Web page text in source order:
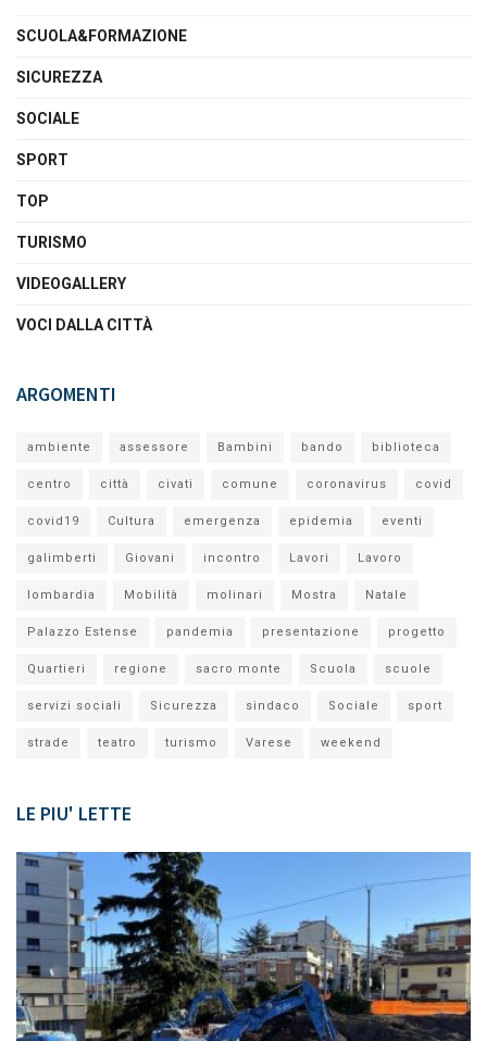
SCUOLA&FORMAZIONE
SICUREZZA
SOCIALE
SPORT
TOP
TURISMO
VIDEOGALLERY
VOCI DALLA CITTÀ
ARGOMENTI
ambiente assessore Bambini bando biblioteca
centro città civati comune coronavirus covid
covid19 Cultura emergenza epidemia eventi
galimberti Giovani incontro Lavori Lavoro
lombardia Mobilità molinari Mostra Natale
Palazzo Estense pandemia presentazione progetto
Quartieri regione sacro monte Scuola scuole
servizi sociali Sicurezza sindaco Sociale sport
strade teatro turismo Varese weekend
LE PIU' LETTE